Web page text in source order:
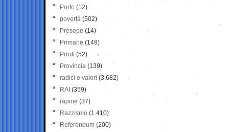
Porto (12)
povertà (502)
Presepe (14)
Primarie (149)
Prodi (52)
Provincia (139)
radici e valori (3.682)
RAI (359)
rapine (37)
Razzismo (1.410)
Referendum (200)